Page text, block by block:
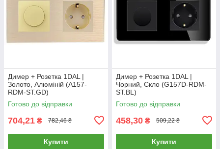
Димер + Розетка 1DAL |
Золото, Алюміній (A157-
RDM-ST.GD)
Готово до відправки
704,21 ₴ 782,46 ₴
Купити
Димер + Розетка 1DAL |
Чорний, Скло (G157D-RDM-
ST.BL)
Готово до відправки
458,30 ₴ 509,22 ₴
Купити